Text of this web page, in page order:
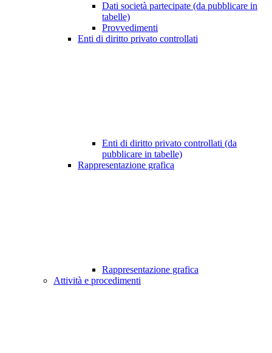
Dati società partecipate (da pubblicare in
tabelle)
Provvedimenti
Enti di diritto privato controllati
Enti di diritto privato controllati (da
pubblicare in tabelle)
Rappresentazione grafica
Rappresentazione grafica
Attività e procedimenti